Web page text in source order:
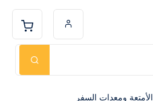
الأمتعة ومعدات السفر